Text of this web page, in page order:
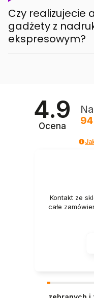
Czy realizujecie
gadżety z
ekspresowym?
4.9
Ocena
94
Kontakt ze
całe